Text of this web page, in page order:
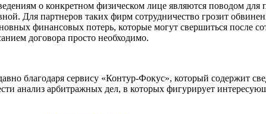
о конкретном физическом лице являются поводом
Для партнеров таких фирм сотрудничество грозит
финансовых потерь, которые могут свершиться после
договора просто необходимо.
благодаря сервису «Контур-Фокус», который содержит
анализ арбитражных дел, в которых фигурирует